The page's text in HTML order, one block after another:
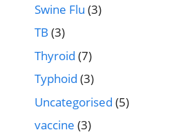
Swine Flu (3)
TB (3)
Thyroid (7)
Typhoid (3)
Uncategorised (5)
vaccine (3)